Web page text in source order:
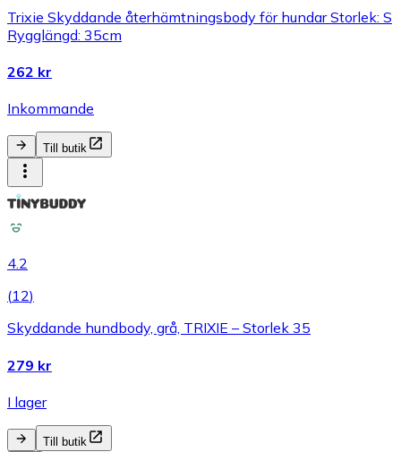
Trixie Skyddande återhämtningsbody för hundar Storlek: S
Rygglängd: 35cm
262 kr
Inkommande
Till butik
4.2
(12)
Skyddande hundbody, grå, TRIXIE – Storlek 35
279 kr
I lager
Till butik